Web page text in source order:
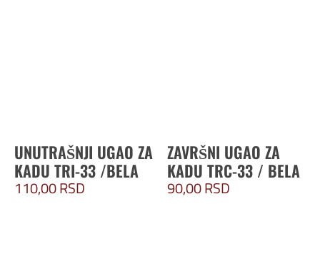
UNUTRAŠNJI UGAO ZA
KADU TRI-33 /BELA
110,00RSD
ZAVRŠNI UGAO ZA
KADU TRC-33 / BELA
90,00RSD